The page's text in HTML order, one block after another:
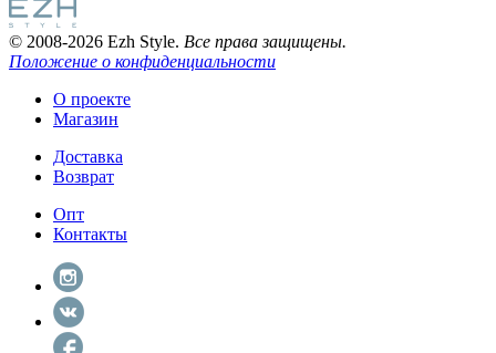
© 2008-2026 Ezh Style. Все права защищены.
Положение о конфиденциальности
О проекте
Магазин
Доставка
Возврат
Опт
Контакты